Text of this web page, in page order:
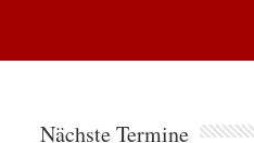
Nächste Termine